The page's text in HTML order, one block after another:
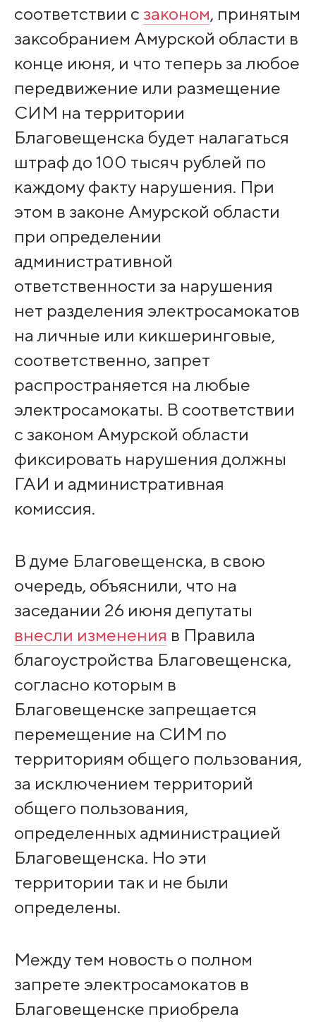
соответствии с законом, принятым
заксобранием Амурской области в
конце июня, и что теперь за любое
передвижение или размещение
СИМ на территории
Благовещенска будет налагаться
штраф до 100 тысяч рублей по
каждому факту нарушения. При
этом в законе Амурской области
при определении
административной
ответственности за нарушения
нет разделения электросамокатов
на личные или кикшеринговые,
соответственно, запрет
распространяется на любые
электросамокаты. В соответствии
с законом Амурской области
фиксировать нарушения должны
ГАИ и административная
комиссия.
В думе Благовещенска, в свою
очередь, объяснили, что на
заседании 26 июня депутаты
внесли изменения в Правила
благоустройства Благовещенска,
согласно которым в
Благовещенске запрещается
перемещение на СИМ по
территориям общего пользования,
за исключением территорий
общего пользования,
определенных администрацией
Благовещенска. Но эти
территории так и не были
определены.
Между тем новость о полном
запрете электросамокатов в
Благовещенске приобрела